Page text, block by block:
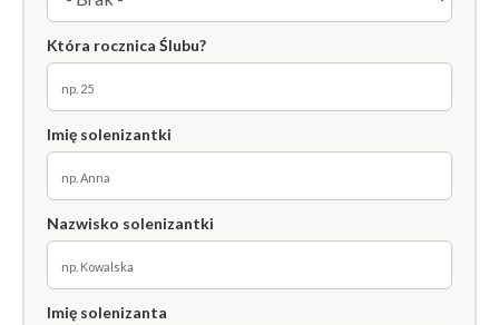
Która rocznica Ślubu?
Imię solenizantki
Nazwisko solenizantki
Imię solenizanta